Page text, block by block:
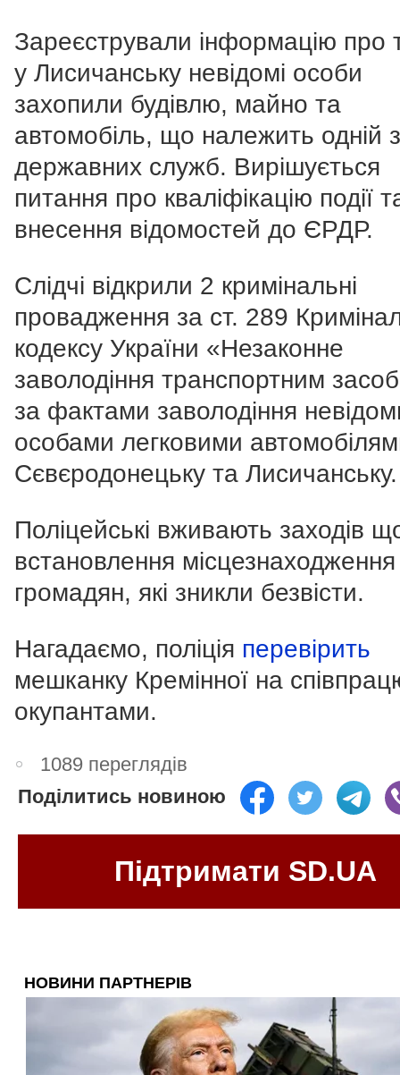
Зареєстрували інформацію про
у Лисичанську невідомі особи
захопили будівлю, майно та
автомобіль, що належить одній з
державних служб. Вирішується
питання про кваліфікацію події
внесення відомостей до ЄРДР.
Слідчі відкрили 2 кримінальні
провадження за ст. 289
кодексу України «Незаконне
заволодіння транспортним
за фактами заволодіння
особами легковими
Сєвєродонецьку та Лисичанську.
Поліцейські вживають заходів
встановлення
громадян, які зникли безвісти.
Нагадаємо, поліція перевірить
мешканку Кремінної на
окупантами.
1089 переглядів
Поділитись новиною
Підтримати SD.UA